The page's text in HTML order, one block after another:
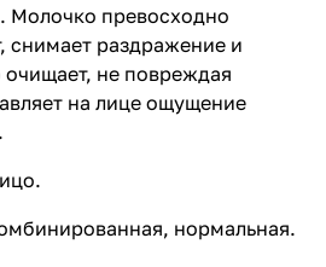
Молочко превосходно
снимает раздражение и
не повреждая
на лице ощущение
нормальная.